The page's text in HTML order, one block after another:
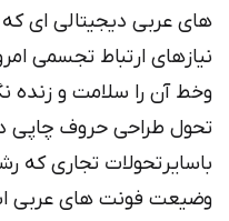
های عربی دیجیتالی ای
نیازهای ارتباط تجسمی
وخط آن را سلامت و زنده
تحول طراحی حروف چاپی
باسایرتحولات تجاری که
وضیعت فونت های عربی